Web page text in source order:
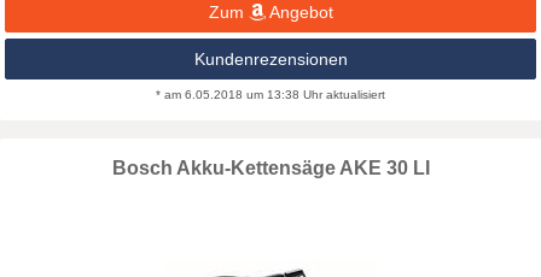
Zum Angebot
Kundenrezensionen
* am 6.05.2018 um 13:38 Uhr aktualisiert
Bosch Akku-Kettensäge AKE 30 LI